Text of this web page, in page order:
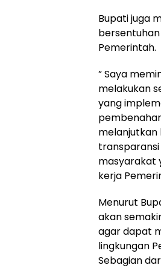
Bupati juga
Pemerintah.
” Saya
melakukan
yang
masyarakat
kerja
Menurut
akan
agar dapat
lingkungan
Sebagian